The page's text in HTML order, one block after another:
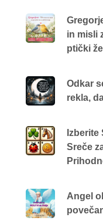
in misli
ptički
Odkar
rekla,
Izberite
Sreče
Angel